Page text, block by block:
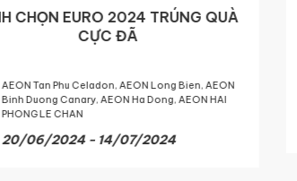
CHỌN EURO 2024 TRÚNG QUÀ
CỰC ĐÃ
AEON Tan Phu Celadon, AEON Long Bien, AEON
Binh Duong Canary, AEON Ha Dong, AEON HAI
PHONG LE CHAN
20/06/2024 - 14/07/2024